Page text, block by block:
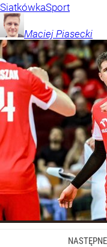
SiatkówkaSport
Maciej Piasecki